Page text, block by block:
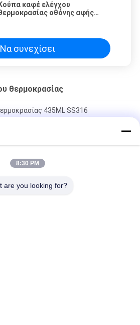
Κούπα καφέ ελέγχου
οθόνης αφής
Να συνεχίσει
θερμοκρασίας
435ML SS316
καφέ ελέγχου θερμοκρασίας HC
θερμοκρασίας
8:30 PM
are you looking for?